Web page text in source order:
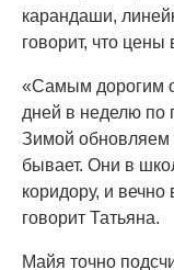
карандаши,
говорит, что
«Самым дорогим
дней в неделю по
Зимой обновляем
бывает. Они в
коридору, и вечно
говорит Татьяна.
Майя точно